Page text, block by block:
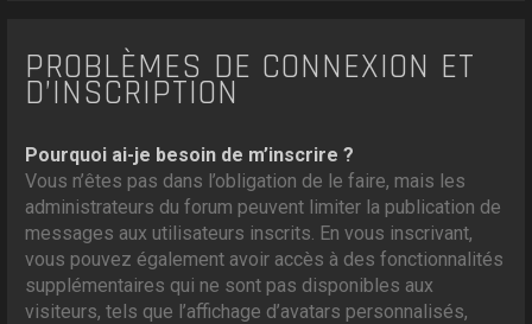
PROBLÈMES DE CONNEXION ET
D’INSCRIPTION
Pourquoi ai-je besoin de m’inscrire ?
Vous n’êtes pas dans l’obligation de le faire, mais les
administrateurs du forum peuvent limiter la publication de
messages aux utilisateurs inscrits. En vous inscrivant,
vous pouvez également avoir accès à des fonctionnalités
supplémentaires qui ne sont pas disponibles aux
visiteurs, tels que l’affichage d’avatars personnalisés,